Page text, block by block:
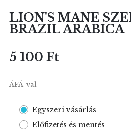
LION'S MANE
BRAZIL ARABICA
5 100 Ft
ÁFÁ-val
Egyszeri vásárlás
Előfizetés és mentés